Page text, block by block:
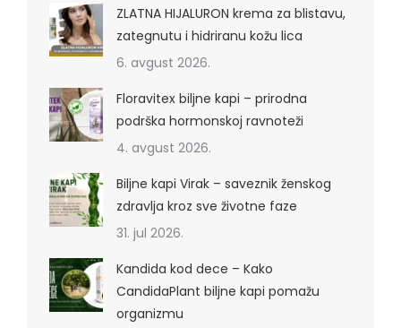
ZLATNA HIJALURON krema za blistavu,
zategnutu i hidriranu kožu lica
6. avgust 2026.
Floravitex biljne kapi – prirodna
podrška hormonskoj ravnoteži
4. avgust 2026.
Biljne kapi Virak – saveznik ženskog
zdravlja kroz sve životne faze
31. jul 2026.
Kandida kod dece – Kako
CandidaPlant biljne kapi pomažu
organizmu